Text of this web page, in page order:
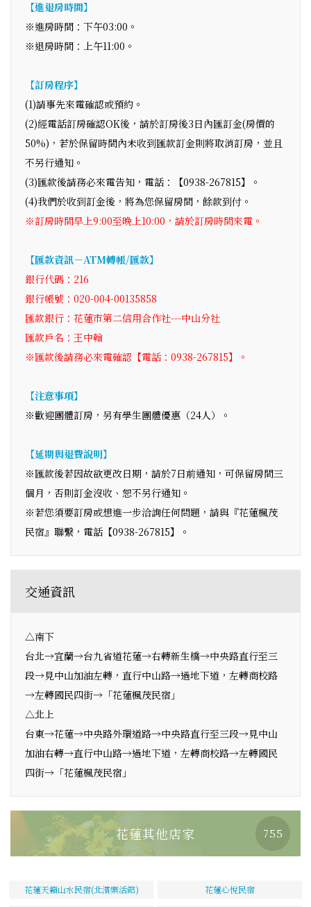
【進退房時間】
※進房時間：下午03:00。
※退房時間：上午11:00。
【訂房程序】
(1)請事先來電確認或預約。
(2)經電話訂房確認OK後，請於訂房後3日內匯訂金(房價的
50%)，若於保留時間內未收到匯款訂金則將取消訂房，並且
不另行通知。
(3)匯款後請務必來電告知，電話：【0938-267815】。
(4)我們於收到訂金後，將為您保留房間，餘款到付。
※訂房時間早上9:00至晚上10:00，請於訂房時間來電。
【匯款資訊－ATM轉帳/匯款】
銀行代碼：216
銀行帳號：020-004-00135858
匯款銀行：花蓮市第二信用合作社---中山分社
匯款戶名：王中翰
※匯款後請務必來電確認【電話：0938-267815】。
【注意事項】
※歡迎團體訂房，另有學生團體優惠（24人）。
【延期與退費說明】
※匯款後若因故欲更改日期，請於7日前通知，可保留房間三
個月，否則訂金沒收、恕不另行通知。
※若您須要訂房或想進一步洽詢任何問題，請與『花蓮楓茂
民宿』聯繫，電話【0938-267815】。
交通資訊
△南下
台北→宜蘭→台九省道花蓮→右轉新生橋→中央路直行至三
段→見中山加油左轉，直行中山路→過地下道，左轉商校路
→左轉國民四街→「花蓮楓茂民宿」
△北上
台東→花蓮→中央路外環道路→中央路直行至三段→見中山
加油右轉→直行中山路→過地下道，左轉商校路→左轉國民
四街→「花蓮楓茂民宿」
花蓮其他店家 755
花蓮天籟山水民宿(北濱樂活館) 花蓮心悅民宿